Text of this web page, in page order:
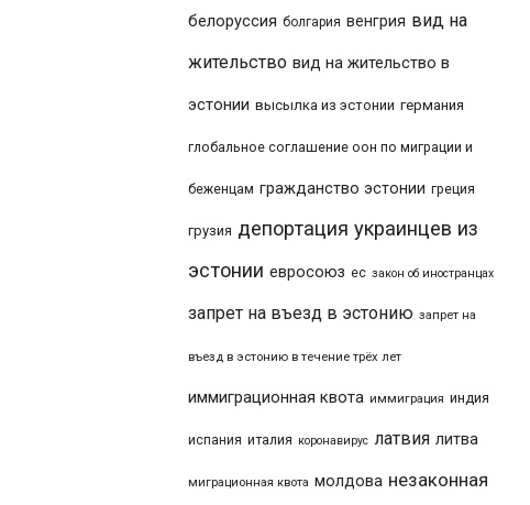
белоруссия болгария венгрия вид на
жительство вид на жительство в
эстонии высылка из эстонии германия
глобальное соглашение оон по миграции и
беженцам гражданство эстонии греция
грузия депортация украинцев из
эстонии евросоюз ес закон об иностранцах
запрет на въезд в эстонию запрет на
въезд в эстонию в течение трёх лет
иммиграционная квота иммиграция индия
испания италия коронавирус латвия литва
миграционная квота молдова незаконная